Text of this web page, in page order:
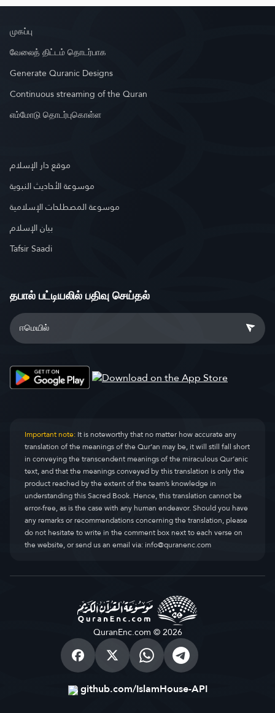
முகப்பு
வேலைத் திட்டம் தொடர்பாக
Generate Quranic Designs
Continuous streaming of the Quran
எம்மோடு தொடர்புகொள்ள
موقع دار الإسلام
موسوعة الأحاديث النبوية
موسوعة المصطلحات الإسلامية
بيان الإسلام
Tafsir Saadi
தபால் பட்டியலில் பதிவு செய்தல்
Important note:It is noteworthy that no matter how accurate any
translation of the meanings of the Qur’an may be, it will still fall short
in conveying the transcendent meanings of the miraculous Qur’anic
text, and that the meanings conveyed by this translation is only the
product reached by the extent of the team’s knowledge in
understanding this Sacred Book. Hence, this translation cannot be
error-free, as is the case with any human endeavor. Should you have
any remarks or recommendations concerning the translation, please
do not hesitate to write in the comment box next to each verse on
the website, or send us an email via:info@quranenc.com
QuranEnc.com © 2026
github.com/IslamHouse-API